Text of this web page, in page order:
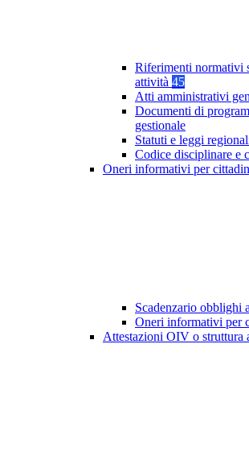
Riferimenti normativi
attività 45
Atti amministrativi
Documenti di
gestionale
Statuti e leggi
Codice disciplinare e
Oneri informativi per
Scadenzario obblighi
Oneri informativi per
Attestazioni OIV o struttura